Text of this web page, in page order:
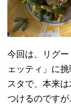
今回は、リグ
ェッティ」に
スタで、本来
つけるのです